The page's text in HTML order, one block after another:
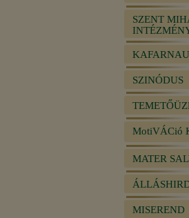
SZENT
SZINÓDUS
MotiVÁCió
MATER
MISEREND